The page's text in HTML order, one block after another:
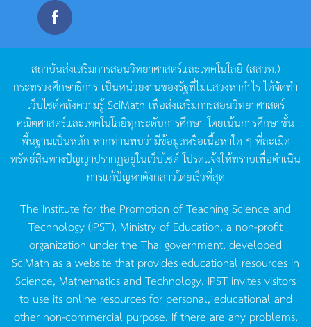
สถาบันส่งเสริมการสอนวิทยาศาสตร์และเทคโนโลยี (สสวท.)
กระทรวงศึกษาธิการ เป็นหน่วยงานของรัฐที่ไม่แสวงหากำไรได้จัดทำ
เว็บไซต์คลังความรู้SciMath เพื่อส่งเสริมการสอนวิทยาศาสตร์
คณิตศาสตร์และเทคโนโลยีทุกระดับการศึกษา โดยเน้นการศึกษาขั้น
พื้นฐานเป็นหลัก หากท่านพบว่ามีข้อมูลหรือเนื้อหาใด ๆ ที่ละเมิด
ทรัพย์สินทางปัญญาปรากฏอยู่ในเว็บไซต์โปรดแจ้งให้ทราบเพื่อดำเนิน
การแก้ปัญหาดังกล่าวโดยเร็วที่สุด
The Institute for the Promotion of Teaching Science and
Technology (IPST), Ministry of Education, a non-profit
organization under the Thai government, developed
SciMath as a website that provides educational resources in
Science, Mathematics and Technology. IPST invites visitors
to use its online resources for personal, educational and
other non-commercial purpose. If there are any problems,